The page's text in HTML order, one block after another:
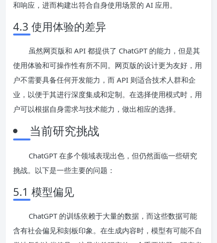
和响应，进而构建出符合自身使用场景的 AI 应用。
4.3 使用体验的差异
虽然网页版和 API 都提供了 ChatGPT 的能力，但是其
使用体验和可操作性有所不同。网页版的设计更为友好，用
户不需要具备任何开发能力，而 API 则适合技术人群和企
业，以便于其进行深度集成和定制。在选择使用模式时，用
户可以根据自身需求与技术能力，做出相应的选择。
当前研究挑战
ChatGPT 在多个领域表现出色，但仍然面临一些研究
挑战。以下是一些主要的问题：
5.1 模型偏见
ChatGPT 的训练依赖于大量的数据，而这些数据可能
含有社会偏见和刻板印象。在生成内容时，模型有可能不自